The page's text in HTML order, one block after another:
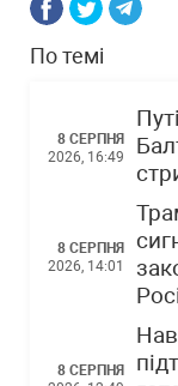
По темі
8 СЕРПНЯ
2026, 16:49
8 СЕРПНЯ
2026, 14:01
8 СЕРПНЯ